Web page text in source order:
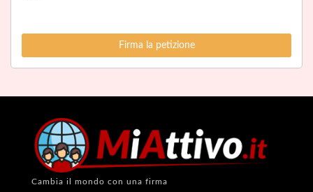
Firma la petizione
Cambia il mondo con una firma